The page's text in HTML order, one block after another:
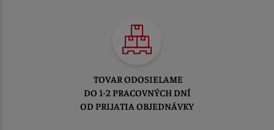
TOVAR ODOSIELAME
DO 1-2 PRACOVNÝCH DNÍ
OD PRIJATIA OBJEDNÁVKY